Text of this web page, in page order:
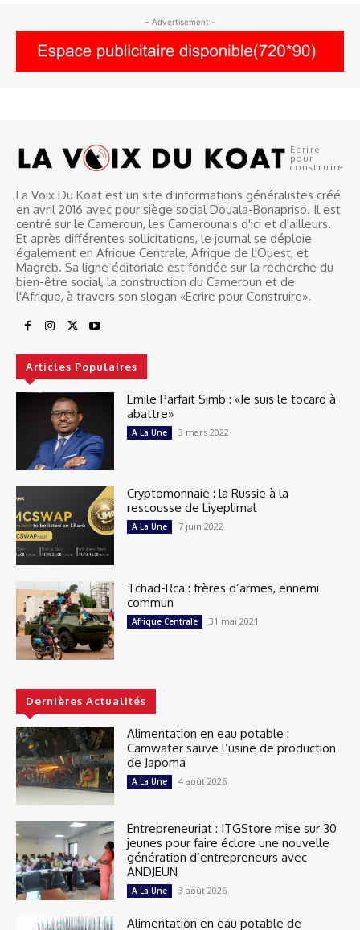
- Advertisement -
Ecrire
pour
construire
La Voix Du Koat est un site d'informations généralistes créé
en avril 2016 avec pour siège social Douala-Bonapriso. Il est
centré sur le Cameroun, les Camerounais d'ici et d'ailleurs.
Et après différentes sollicitations, le journal se déploie
également en Afrique Centrale, Afrique de l'Ouest, et
Magreb. Sa ligne éditoriale est fondée sur la recherche du
bien-être social, la construction du Cameroun et de
l'Afrique, à travers son slogan «Ecrire pour Construire».
Articles Populaires
Emile Parfait Simb : «Je suis le tocard à
abattre»
A La Une 3 mars 2022
Cryptomonnaie : la Russie à la
rescousse de Liyeplimal
A La Une 7 juin 2022
Tchad-Rca : frères d’armes, ennemi
commun
Afrique Centrale 31 mai 2021
Dernières Actualités
Alimentation en eau potable :
Camwater sauve l’usine de production
de Japoma
A La Une 4 août 2026
Entrepreneuriat : ITGStore mise sur 30
jeunes pour faire éclore une nouvelle
génération d’entrepreneurs avec
ANDJEUN
A La Une 3 août 2026
Alimentation en eau potable de